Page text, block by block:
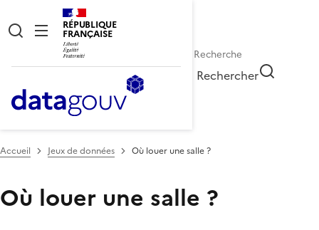
RÉPUBLIQUE
FRANÇAISE
Rechercher
Accueil Jeux de données Où louer une salle ?
Où louer une salle ?